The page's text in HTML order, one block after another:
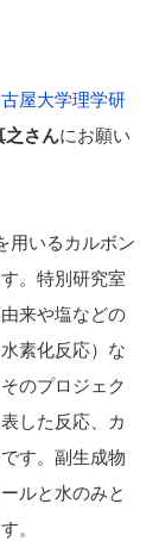
屋大学理学研
之さんにお願い
用いるカルボン
。特別研究室
来や塩などの
素化反応）な
のプロジェク
した反応、カ
す。副生成物
ルと水のみと
。